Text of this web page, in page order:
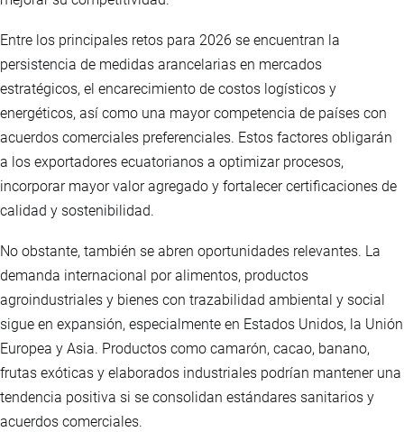
Entre los principales retos para 2026 se encuentran la
persistencia de medidas arancelarias en mercados
estratégicos, el encarecimiento de costos logísticos y
energéticos, así como una mayor competencia de países con
acuerdos comerciales preferenciales. Estos factores obligarán
a los exportadores ecuatorianos a optimizar procesos,
incorporar mayor valor agregado y fortalecer certificaciones de
calidad y sostenibilidad.
No obstante, también se abren oportunidades relevantes. La
demanda internacional por alimentos, productos
agroindustriales y bienes con trazabilidad ambiental y social
sigue en expansión, especialmente en Estados Unidos, la Unión
Europea y Asia. Productos como camarón, cacao, banano,
frutas exóticas y elaborados industriales podrían mantener una
tendencia positiva si se consolidan estándares sanitarios y
acuerdos comerciales.